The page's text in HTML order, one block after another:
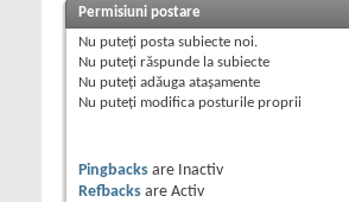
Permisiuni postare
Nu puteţi posta subiecte noi.
Nu puteţi răspunde la subiecte
Nu puteţi adăuga ataşamente
Nu puteţi modifica posturile proprii
Pingbacks are
Inactiv
Refbacks are Activ